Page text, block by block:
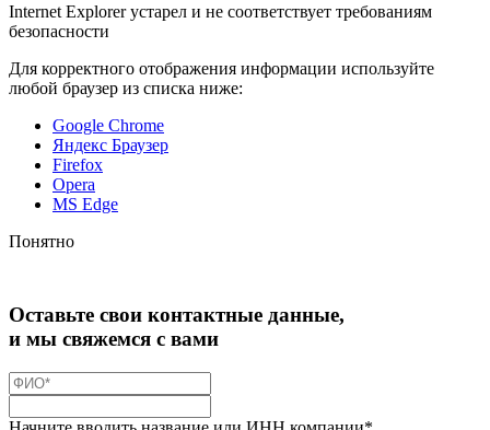
Internet Explorer устарел и не соответствует требованиям
безопасности
Для корректного отображения информации используйте
любой браузер из списка ниже:
Google Chrome
Яндекс Браузер
Firefox
Opera
MS Edge
Понятно
Оставьте свои контактные данные,
и мы свяжемся с вами